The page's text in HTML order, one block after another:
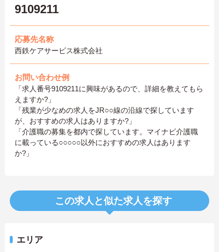
9109211
応募先名称
西鉄ケアサービス株式会社
お問い合わせ例
「求人番号9109211に興味があるので、詳細を教えてもら
えますか?」
「残業が少なめの求人をJR○○線の沿線で探しています
が、おすすめの求人はありますか?」
「介護職の募集を都内で探しています。マイナビ介護職
に載っている○○○○○以外におすすめの求人はあります
か?」
この求人と似た求人を探す
エリア